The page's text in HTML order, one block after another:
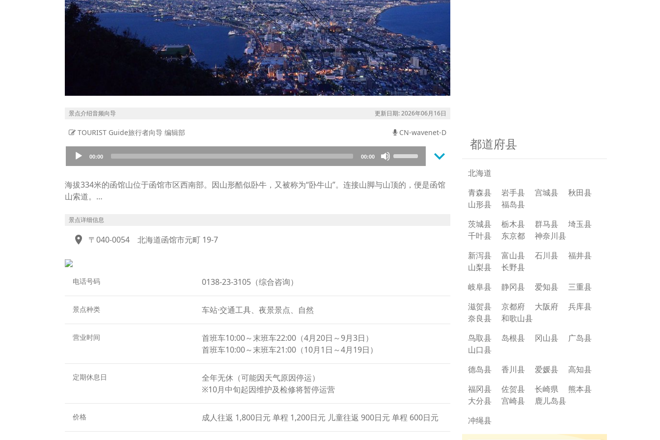
景点介绍音频向导 更新日期: 2026年06月16日
TOURIST Guide旅行者向导 编辑部 CN-wavenet-D
Audio
Player
00:00 00:00
keys
keyboard_arrow_down
海拔334米的函馆山位于函馆市区西南部。因山形酷似卧牛，又被称为“卧牛山”。连接山脚与山顶的，便是函馆
山索道。
白天，游客可以俯瞰港口城市的壮丽全景；夜晚，市区灯火如点点宝石般闪耀，景色令人叹为观止。
为严格保密的军事区域。
秘之中。
直到战后的1946年10月，函馆山才正式对公众开放，人们得以自由登山。
景点详细信息
location_on 〒040-0054 北海道函馆市元町 19-7
电话号码 0138-23-3105（综合咨询）
景点种类 车站·交通工具、夜景景点、自然
营业时间
首班车10:00～末班车22:00（4月20日～9月3日）
首班车10:00～末班车21:00（10月1日～4月19日）
定期休息日
全年无休（可能因天气原因停运）
※10月中旬起因维护及检修将暂停运营
价格 成人往返 1,800日元 单程 1,200日元 儿童往返 900日元 单程 600日元
都道府县
北海道
青森县
岩手县 宫城县
秋田县
山形县
福岛县
茨城县
栃木县 群马县
埼玉县
千叶县
东京都
神奈川县
新泻县
富山县 石川县
福井县
山梨县
长野县
岐阜县
静冈县 爱知县
三重县
滋贺县
京都府 大阪府
兵库县
奈良县
和歌山县
鸟取县
岛根县 冈山县
广岛县
山口县
德岛县
香川县 爱媛县
高知县
福冈县
佐贺县 长崎県
熊本县
大分县
宫崎县
鹿儿岛县
冲绳县